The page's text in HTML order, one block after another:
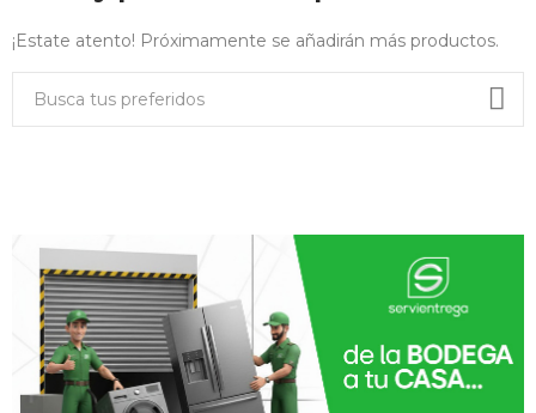
¡Estate atento! Próximamente se añadirán más productos.